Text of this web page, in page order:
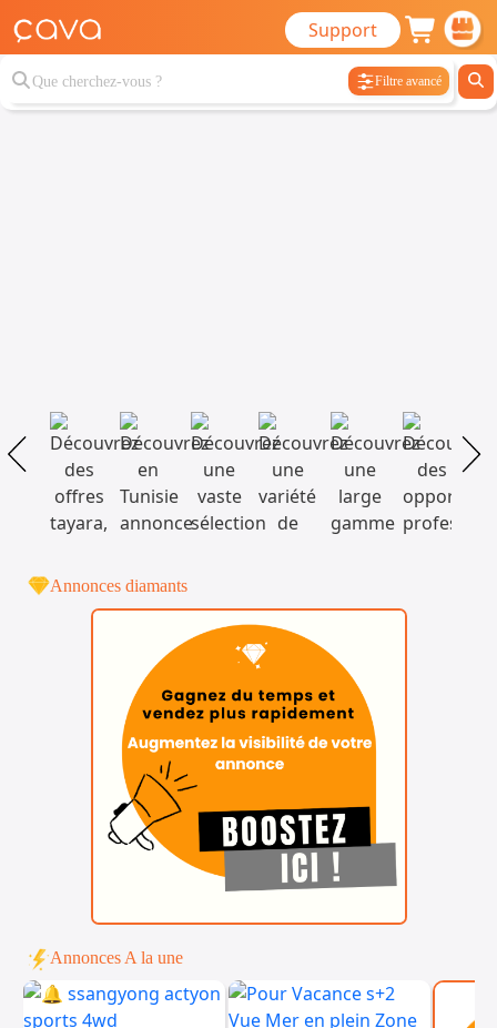
Support
Filtre avancé
Annonces diamants
Annonces A la une